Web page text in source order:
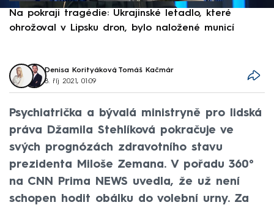
Na pokraji tragédie: Ukrajinské letadlo, které
ohrožoval v Lipsku dron, bylo naložené municí
Denisa Korityáková, Tomáš Kačmár
8. říj 2021, 01:09
Psychiatrička a bývalá ministryně pro lidská
práva Džamila Stehlíková pokračuje ve
svých prognózách zdravotního stavu
prezidenta Miloše Zemana. V pořadu 360°
na CNN Prima NEWS uvedla, že už není
schopen hodit obálku do volební urny. Za